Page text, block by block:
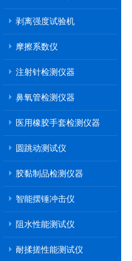
剥离强度试验机
摩擦系数仪
注射针检测仪器
鼻氧管检测仪器
医用橡胶手套检测仪器
圆跳动测试仪
胶黏制品检测仪器
智能摆锤冲击仪
阻水性能测试仪
耐揉搓性能测试仪